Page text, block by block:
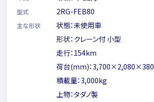
型式 2RG-FEB80
主な形状
状態：未使用車
形状：クレーン付 小型
走行：154km
荷台(mm)：3,700×2,080×380
積載量：3,000kg
上物：タダノ製